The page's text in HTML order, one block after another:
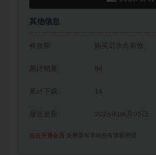
其他信息
有效期 购买后永久有效
累计销量 84
累计下载 16
2026年06月05日
点击开通会员 免费享有本站所有课程资源